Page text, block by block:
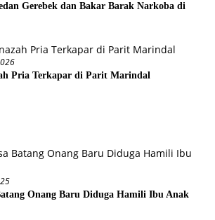
Gerebek dan Bakar Barak Narkoba di
Pria Terkapar di Parit Marindal
Onang Baru Diduga Hamili Ibu Anak